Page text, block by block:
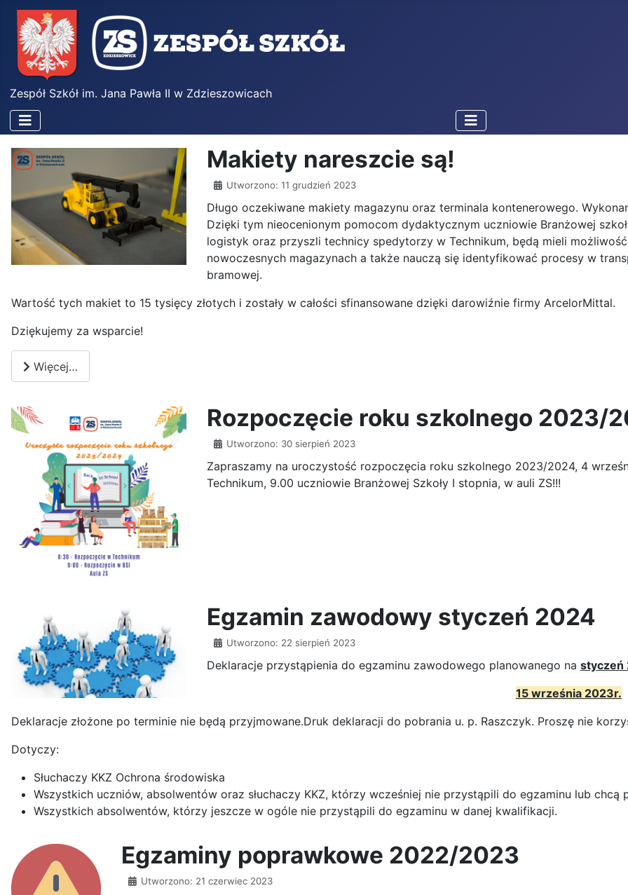
Zespół Szkół im. Jana Pawła II w Zdzieszowicach
Makiety nareszcie są!
Utworzono: 11 grudzień 2023
Długo oczekiwane makiety magazynu oraz terminala kontenerowego.
Dzięki tym nieocenionym pomocom dydaktycznym uczniowie Branżowej
logistyk oraz przyszli technicy spedytorzy w Technikum, będą mieli
nowoczesnych magazynach a także nauczą się identyfikować procesy w
bramowej.
Wartość tych makiet to 15 tysięcy złotych i zostały w całości sfinansowane dzięki darowiźnie firmy ArcelorMittal.
Dziękujemy za wsparcie!
Więcej…
Rozpoczęcie roku szkolnego 2023/
Utworzono: 30 sierpień 2023
Zapraszamy na uroczystość rozpoczęcia roku szkolnego 2023/2024, 4
Technikum, 9.00 uczniowie Branżowej Szkoły I stopnia, w auli ZS!!!
Egzamin zawodowy styczeń 2024
Utworzono: 22 sierpień 2023
Deklaracje przystąpienia do egzaminu zawodowego planowanego na styczeń
15 września 2023r.
Deklaracje złożone po terminie nie będą przyjmowane.Druk deklaracji do pobrania u. p. Raszczyk. Proszę nie
Dotyczy:
Słuchaczy KKZ Ochrona środowiska
Wszystkich uczniów, absolwentów oraz słuchaczy KKZ, którzy wcześniej nie przystąpili do egzaminu lub
Wszystkich absolwentów, którzy jeszcze w ogóle nie przystąpili do egzaminu w danej kwalifikacji.
Egzaminy poprawkowe 2022/2023
Utworzono: 21 czerwiec 2023